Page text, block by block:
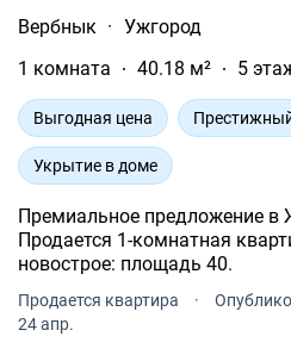
Вербнык · Ужгород
1 комната
40.18 м² 5
Выгодная цена
Укрытие в доме
Премиальное предложение в
Продается 1-комнатная
новострое: площадь 40.
Продается квартира ·
24 апр.